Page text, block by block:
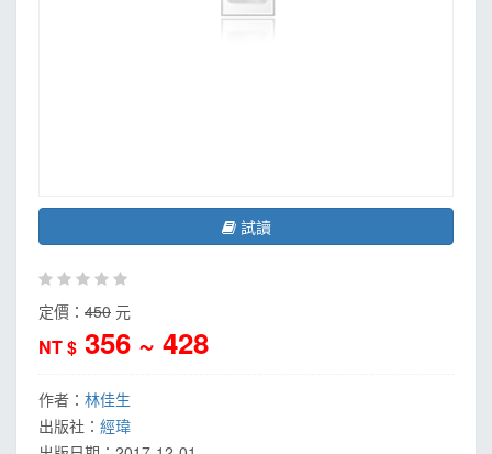
試讀
定價： 450 元
NT $ 356 ~ 428
作者： 林佳生
出版社： 經瑋